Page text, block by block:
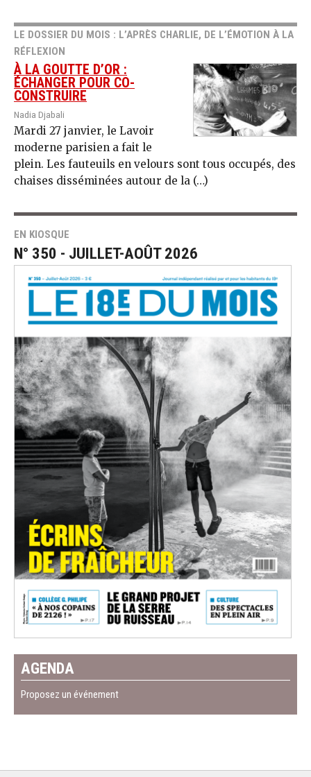
LE DOSSIER DU MOIS : L’APRÈS CHARLIE, DE L’ÉMOTION À LA
RÉFLEXION
À LA GOUTTE D’OR :
ÉCHANGER POUR CO-
CONSTRUIRE
Nadia Djabali
Mardi 27 janvier, le La­voir
moderne parisien a fait le
plein. Les fauteuils en velours sont tous occupés, des
chai­ses disséminées autour de la (…)
EN KIOSQUE
N° 350 - JUILLET-AOÛT 2026
AGENDA
Proposez un événement